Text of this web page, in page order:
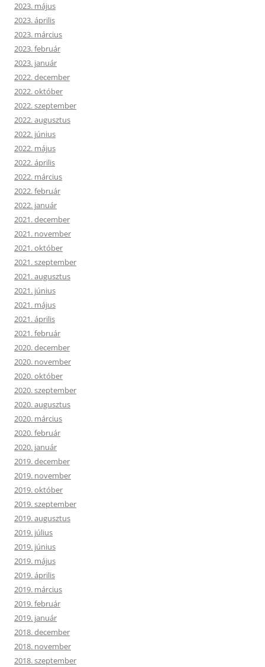
2023. május
2023. április
2023. március
2023. február
2023. január
2022. december
2022. október
2022. szeptember
2022. augusztus
2022. június
2022. május
2022. április
2022. március
2022. február
2022. január
2021. december
2021. november
2021. október
2021. szeptember
2021. augusztus
2021. június
2021. május
2021. április
2021. február
2020. december
2020. november
2020. október
2020. szeptember
2020. augusztus
2020. március
2020. február
2020. január
2019. december
2019. november
2019. október
2019. szeptember
2019. augusztus
2019. július
2019. június
2019. május
2019. április
2019. március
2019. február
2019. január
2018. december
2018. november
2018. szeptember